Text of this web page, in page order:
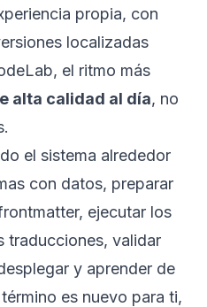
propia, con
localizadas
el ritmo más
alta calidad al día, no
el sistema alrededor
con datos, preparar
ejecutar los
traducciones, validar
y aprender de
es nuevo para ti,